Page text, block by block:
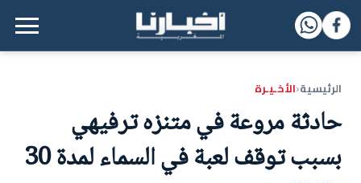
القائمة الرئيسية
الرئيسية‹الأخـيـرة
حادثة مروعة في متنزه ترفيهي
بسبب توقف لعبة في السماء لمدة 30